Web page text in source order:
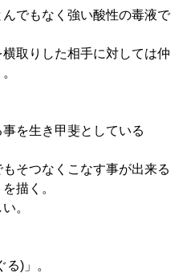
でもなく強い酸性の毒液で
取りした相手に対しては仲
を生き甲斐としている
そつなくこなす事が出来る
描く。
。
)」。